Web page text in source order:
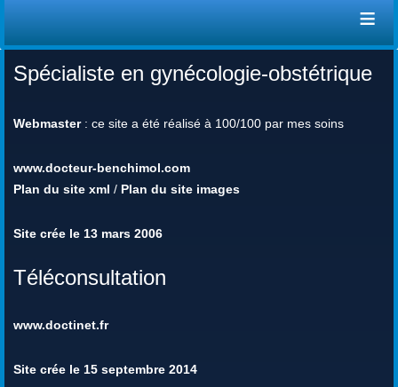
≡
Spécialiste en gynécologie-obstétrique
Webmaster: ce site a été réalisé à 100/100 par mes soins
www.docteur-benchimol.com
Plan du site xml / Plan du site images
Site crée le 13 mars 2006
Téléconsultation
www.doctinet.fr
Site crée le 15 septembre 2014